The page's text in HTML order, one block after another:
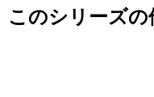
このシリーズ